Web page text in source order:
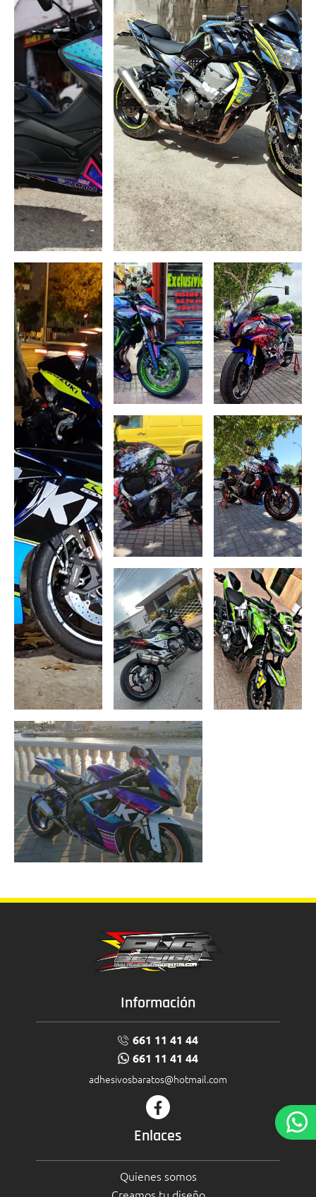
Información
661 11 41 44
661 11 41 44
adhesivosbaratos@hotmail.com
Enlaces
Quienes somos